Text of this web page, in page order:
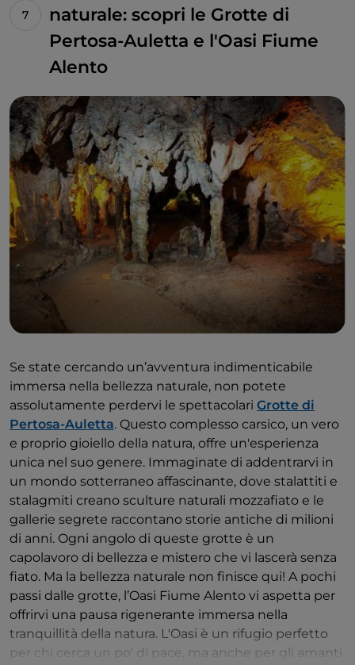
naturale: scopri le Grotte di
Pertosa-Auletta e l'Oasi Fiume
Alento
Se state cercando un’avventura indimenticabile
immersa nella bellezza naturale, non potete
assolutamente perdervi le spettacolari Grotte di
Pertosa-Auletta. Questo complesso carsico, un vero
e proprio gioiello della natura, offre un'esperienza
unica nel suo genere. Immaginate di addentrarvi in
un mondo sotterraneo affascinante, dove stalattiti e
stalagmiti creano sculture naturali mozzafiato e le
gallerie segrete raccontano storie antiche di milioni
di anni. Ogni angolo di queste grotte è un
capolavoro di bellezza e mistero che vi lascerà senza
fiato. Ma la bellezza naturale non finisce qui! A pochi
passi dalle grotte, l’Oasi Fiume Alento vi aspetta per
offrirvi una pausa rigenerante immersa nella
tranquillità della natura. L'Oasi è un rifugio perfetto
per chi cerca un po' di pace, ma anche per gli amanti